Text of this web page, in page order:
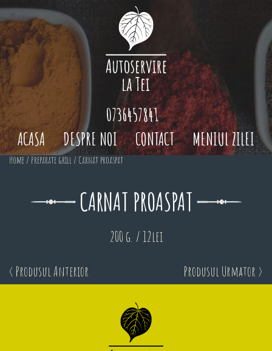
ACASA DESPRE NOI CONTACT MENIUL ZILEI
0736457841
Home / Preparate grill / Carnat proaspat
CARNAT PROASPAT
200 g. / 12lei
< Produsul Anterior Produsul Urmator >